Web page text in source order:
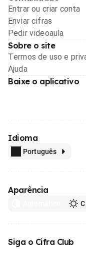
Entrar ou criar conta
Enviar cifras
Pedir videoaula
Sobre o site
Termos de uso e
Ajuda
Baixe o aplicativo
Idioma
Português
Aparência
Siga o Cifra Club